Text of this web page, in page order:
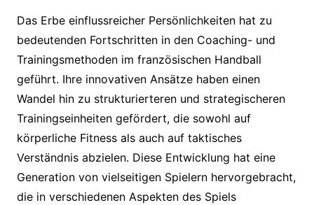
Das Erbe einflussreicher Persönlichkeiten hat zu
bedeutenden Fortschritten in den Coaching- und
Trainingsmethoden im französischen Handball
geführt. Ihre innovativen Ansätze haben einen
Wandel hin zu strukturierteren und strategischeren
Trainingseinheiten gefördert, die sowohl auf
körperliche Fitness als auch auf taktisches
Verständnis abzielen. Diese Entwicklung hat eine
Generation von vielseitigen Spielern hervorgebracht,
die in verschiedenen Aspekten des Spiels